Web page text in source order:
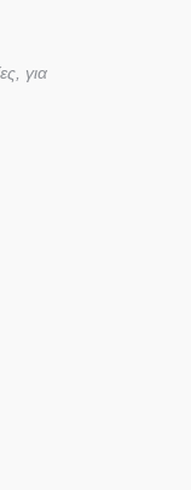
για